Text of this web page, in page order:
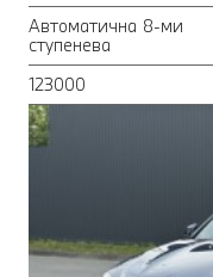
Автоматична 8-ми
ступенева
123000